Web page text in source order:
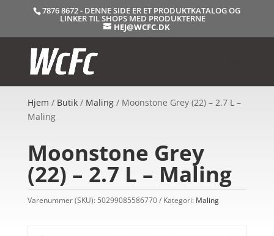
7876 8672 - DENNE SIDE ER ET PRODUKTKATALOG OG
LINKER TIL SHOPS MED PRODUKTERNE
HEJ@WCFC.DK
Hjem / Butik/ Maling/ Moonstone Grey (22) – 2.7 L –
Maling
Moonstone Grey
(22) – 2.7 L – Maling
Varenummer (SKU): 50299085586770 Kategori: Maling